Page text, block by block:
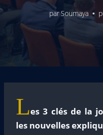
parSoumaya
Les 3 clés de la
les nouvelles